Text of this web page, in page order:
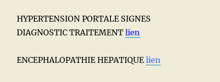
HYPERTENSION PORTALE SIGNES
DIAGNOSTIC TRAITEMENTlien
ENCEPHALOPATHIE HEPATIQUElien